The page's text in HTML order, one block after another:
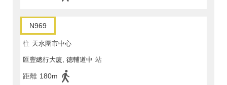
N969
往 天水圍市中心
匯豐總行大廈, 德輔道中 站
距離 180m